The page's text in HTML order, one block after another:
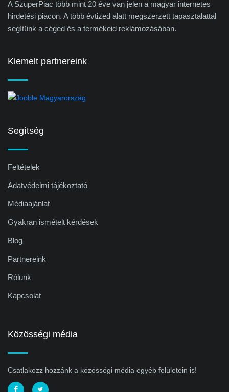
A SzuperPiac több mint 20 éve van jelen a magyar internetes
hirdetési piacon. A több évtized alatt megszerzett tapasztalattal
segítünk a céged és a termékeid reklámozásában.
Kiemelt partnereink
Segítség
Feltételek
Adatvédelmi tájékoztató
Médiaajánlat
Gyakran ismételt kérdések
Blog
Partnereink
Rólunk
Kapcsolat
Közösségi média
Csatlakozz hozzánk a közösségi média egyéb felületein is!